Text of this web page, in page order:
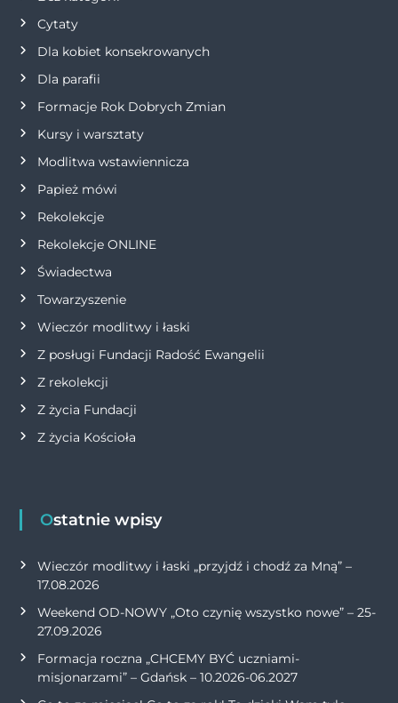
j
a
w
p
i
s
u
Cytaty
Dla kobiet konsekrowanych
Dla parafii
Formacje Rok Dobrych Zmian
Kursy i warsztaty
Modlitwa wstawiennicza
Papież mówi
Rekolekcje
Rekolekcje ONLINE
Świadectwa
Towarzyszenie
Wieczór modlitwy i łaski
Z posługi Fundacji Radość Ewangelii
Z rekolekcji
Z życia Fundacji
Z życia Kościoła
Ostatnie wpisy
Wieczór modlitwy i łaski „przyjdź i chodź za Mną” –
17.08.2026
Weekend OD-NOWY „Oto czynię wszystko nowe” – 25-
27.09.2026
Formacja roczna „CHCEMY BYĆ uczniami-
misjonarzami” – Gdańsk – 10.2026-06.2027